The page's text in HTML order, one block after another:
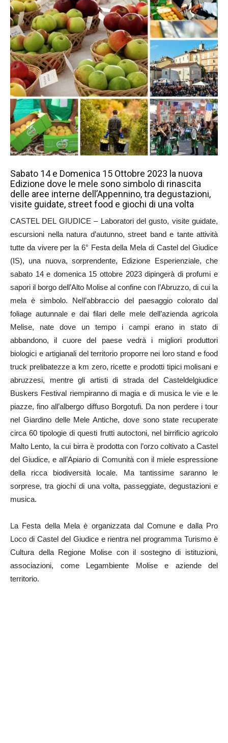
Sabato 14 e Domenica 15 Ottobre 2023 la nuova
Edizione dove le mele sono simbolo di rinascita
delle aree interne dell’Appennino, tra degustazioni,
visite guidate, street food e giochi di una volta
CASTEL DEL GIUDICE – Laboratori del gusto, visite guidate,
escursioni nella natura d’autunno, street band e tante attività
tutte da vivere per la 6° Festa della Mela di Castel del Giudice
(IS), una nuova, sorprendente, Edizione Esperienziale, che
sabato 14 e domenica 15 ottobre 2023 dipingerà di profumi e
sapori il borgo dell’Alto Molise al confine con l’Abruzzo, di cui la
mela è simbolo. Nell’abbraccio del paesaggio colorato dal
foliage autunnale e dai filari delle mele dell’azienda agricola
Melise, nate dove un tempo i campi erano in stato di
abbandono, il cuore del paese vedrà i migliori produttori
biologici e artigianali del territorio proporre nei loro stand e food
truck prelibatezze a km zero, ricette e prodotti tipici molisani e
abruzzesi, mentre gli artisti di strada del Casteldelgiudice
Buskers Festival riempiranno di magia e di musica le vie e le
piazze, fino all’albergo diffuso Borgotufi. Da non perdere i tour
nel Giardino delle Mele Antiche, dove sono state recuperate
circa 60 tipologie di questi frutti autoctoni, nel birrificio agricolo
Malto Lento, la cui birra è prodotta con l’orzo coltivato a Castel
del Giudice, e all’Apiario di Comunità con il miele espressione
della ricca biodiversità locale. Ma tantissime saranno le
sorprese, tra giochi di una volta, passeggiate, degustazioni e
musica.
La Festa della Mela è organizzata dal Comune e dalla Pro
Loco di Castel del Giudice e rientra nel programma Turismo è
Cultura della Regione Molise con il sostegno di istituzioni,
associazioni, come Legambiente Molise e aziende del
territorio.